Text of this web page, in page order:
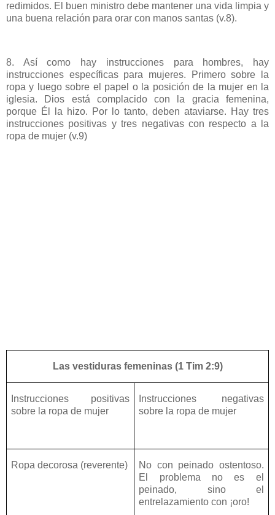
redimidos. El buen ministro debe mantener una vida limpia y
una buena relación para orar con manos santas (v.8).
8. Así como hay instrucciones para hombres, hay
instrucciones específicas para mujeres. Primero sobre la
ropa y luego sobre el papel o la posición de la mujer en la
iglesia. Dios está complacido con la gracia femenina,
porque Él la hizo. Por lo tanto, deben ataviarse. Hay tres
instrucciones positivas y tres negativas con respecto a la
ropa de mujer (v.9)
Las vestiduras femeninas (1 Tim 2:9)
Instrucciones positivas
sobre la ropa de mujer
Instrucciones negativas
sobre la ropa de mujer
Ropa decorosa (reverente)
No con peinado ostentoso.
El problema no es el
peinado, sino el
entrelazamiento con ¡oro!